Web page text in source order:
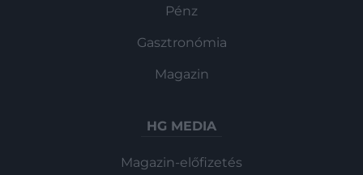
Pénz
Gasztronómia
Magazin
HG MEDIA
Magazin-előfizetés